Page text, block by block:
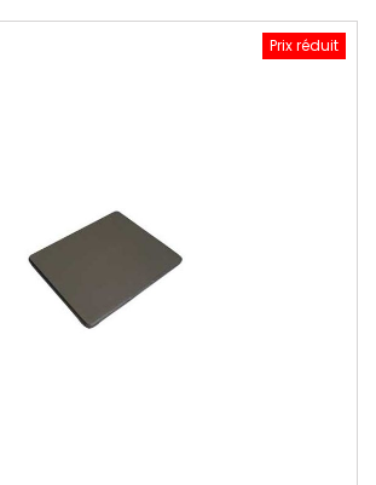
Prix réduit